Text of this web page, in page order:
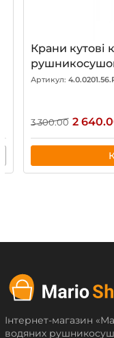
Крани кутові
Артикул:
3 300.00 2
Інтернет-магазин
водяних